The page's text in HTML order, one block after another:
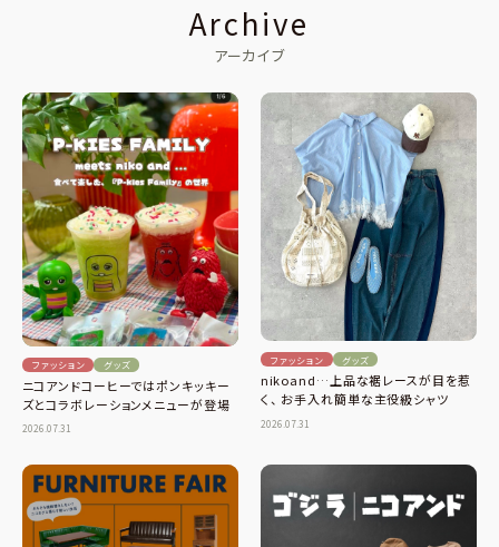
Archive
アーカイブ
ファッション グッズ
ニコアンドコーヒーではポンキッキー
ズとコラボレーションメニューが登場
2026.07.31
ファッション グッズ
nikoand…上品な裾レースが目を惹
く、 お手入れ簡単な主役級シャツ
2026.07.31